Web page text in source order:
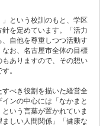
という校訓のもと、学区
を定めています。「活力
自他を尊重しつつ活動す
お、名古屋市全体の目標
ありますので、その想い
。
べき役割を描いた経営全
ンの中心には「なかまと
いう言葉が置かれていま
しい人間関係」「健康な